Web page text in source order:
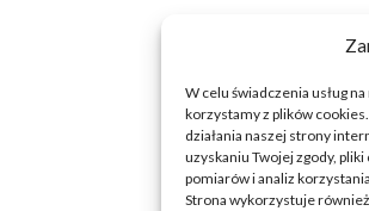
W celu świadczenia usług
korzystamy z plików
działania naszej strony
uzyskaniu Twojej zgody,
pomiarów i analiz
Strona wykorzystuje